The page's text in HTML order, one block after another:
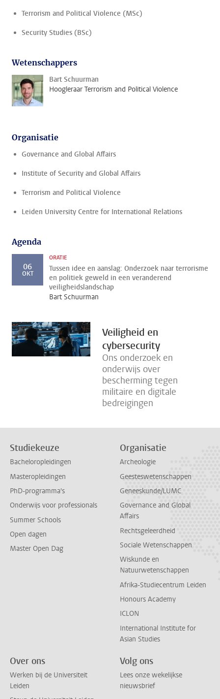
Terrorism and Political Violence (MSc)
Security Studies (BSc)
Wetenschappers
Bart Schuurman
Hoogleraar Terrorism and Political Violence
Organisatie
Governance and Global Affairs
Institute of Security and Global Affairs
Terrorism and Political Violence
Leiden University Centre for International Relations
Agenda
06
OKT
ORATIE
Tussen idee en aanslag: Onderzoek naar terrorisme
en politiek geweld in een veranderend
veiligheidslandschap
Bart Schuurman
Veiligheid en
cybersecurity
Ons onderzoek en
onderwijs over
bescherming tegen
militaire en digitale
bedreigingen
Studiekeuze
Bacheloropleidingen
Masteropleidingen
PhD-programma's
Onderwijs voor professionals
Summer Schools
Open dagen
Master Open Dag
Organisatie
Archeologie
Geesteswetenschappen
Geneeskunde/LUMC
Governance and Global
Affairs
Rechtsgeleerdheid
Sociale Wetenschappen
Wiskunde en
Natuurwetenschappen
Afrika-Studiecentrum Leiden
Honours Academy
ICLON
International Institute for
Asian Studies
Over ons
Werken bij de Universiteit
Leiden
Volg ons
Lees onze wekelijkse
nieuwsbrief